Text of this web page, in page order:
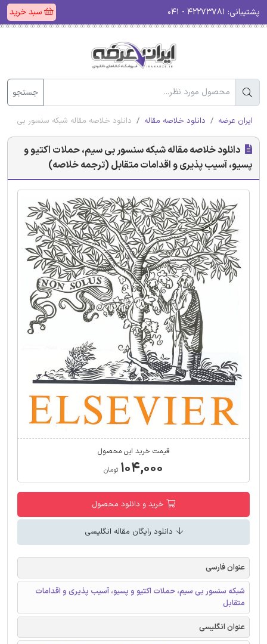
پشتیبانی: سبد خرید
جستجو
ایران عرضه دانلود خلاصه مقاله دانلود خلاصه مقاله شبکه سنسور بی
دانلود خلاصه مقاله شبکه سنسور بی سیم، حملات اکتیو و
پسیو، آسیب پذیری و اقدامات متقابل (ترجمه خلاصه)
قیمت خرید این محصول
۱۰۴,۰۰۰ تومان
خرید و دانلود محصول
دانلود رایگان مقاله انگلیسی
عنوان فارسی
شبکه سنسور بی سیم، حملات اکتیو و پسیو، آسیب پذیری و اقدامات
متقابل
عنوان انگلیسی